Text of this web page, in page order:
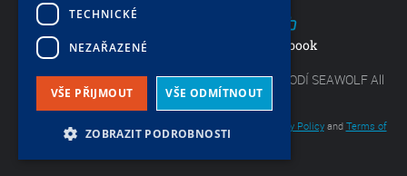
Mezi vodami 29b, Praha 4 Facebook
Copyright by Největší nabídka lodí - CHARTER LODÍ SEAWOLF All
rights reserved.
This site is protected by reCAPTCHA and the Google Privacy Policyand Terms of
TECHNICKÉ
NEZAŘAZENÉ
VŠE PŘIJMOUT VŠE ODMÍTNOUT
ZOBRAZIT PODROBNOSTI